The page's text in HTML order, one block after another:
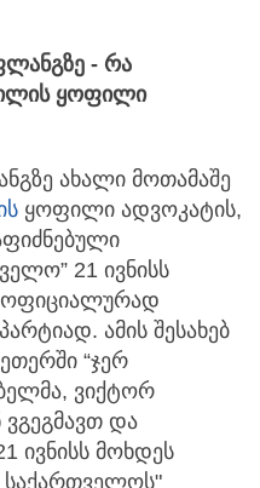
- რა
ყოფილი
ახალი მოთამაშე
ყოფილი ადვოკატის,
21 ივნისს
ოფიციალურად
ამის შესახებ
“ჯერ
ვიქტორ
ვგეგმავთ და
ივნისს მოხდეს
საქართველოს"